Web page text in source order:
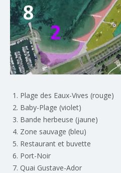
Plage des Eaux-Vives (rouge)
Baby-Plage (violet)
Bande herbeuse (jaune)
Zone sauvage (bleu)
Restaurant et buvette
Port-Noir
Quai Gustave-Ador